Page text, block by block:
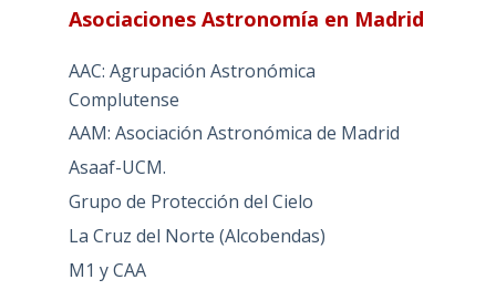
Asociaciones Astronomía en Madrid
AAC: Agrupación Astronómica
Complutense
AAM: Asociación Astronómica de Madrid
Asaaf-UCM.
Grupo de Protección del Cielo
La Cruz del Norte (Alcobendas)
M1 y CAA